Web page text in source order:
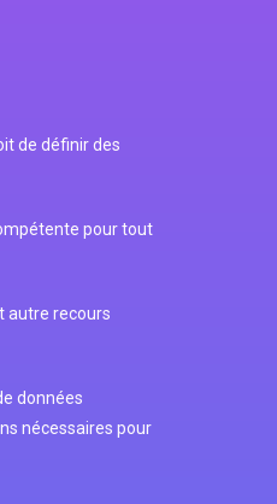
de définir des
pour tout
autre recours
données
nécessaires pour